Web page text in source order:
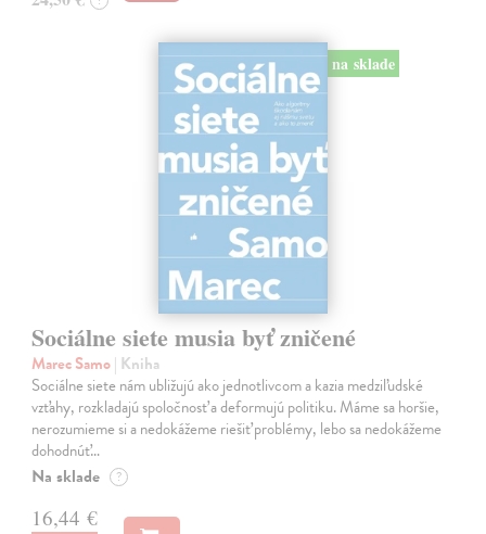
na sklade
Sociálne siete musia byť zničené
Marec Samo| Kniha
Sociálne siete nám ubližujú ako jednotlivcom a kazia medziľudské
vzťahy, rozkladajú spoločnosť a deformujú politiku. Máme sa horšie,
nerozumieme si a nedokážeme riešiť problémy, lebo sa nedokážeme
dohodnúť…
Na sklade ?
16,44 €